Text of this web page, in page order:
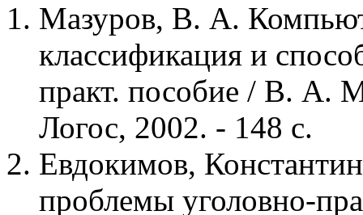
Мазуров, В. А.
классификация и
практ. пособие / В. А.
Логос, 2002. - 148 с.
Евдокимов,
проблемы уголовно-